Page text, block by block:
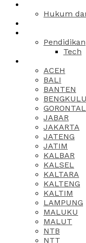
Hukum
Pendidikan
Tech
ACEH
BALI
BANTEN
BENGKULU
JABAR
JAKARTA
JATENG
JATIM
KALBAR
KALSEL
KALTARA
KALTENG
KALTIM
LAMPUNG
MALUKU
MALUT
NTB
NTT